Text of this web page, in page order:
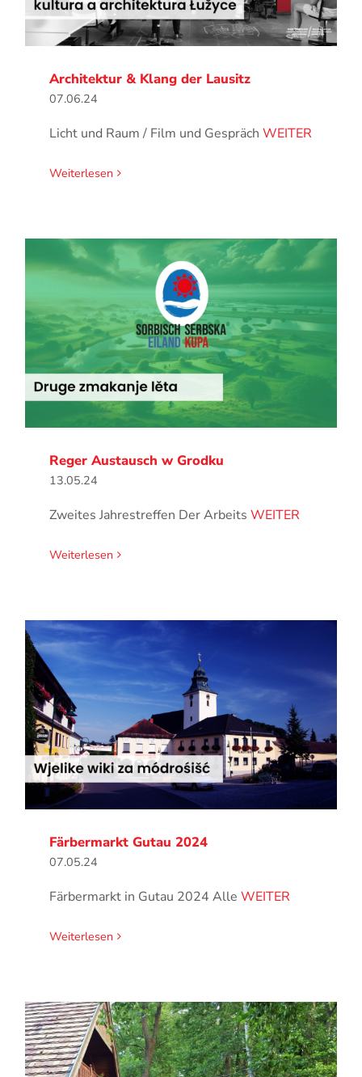
Architektur & Klang der Lausitz
07.06.24
Licht und Raum / Film und Gespräch WEITER
Weiterlesen
Reger Austausch w Grodku
13.05.24
Zweites Jahrestreffen Der Arbeits WEITER
Weiterlesen
Färbermarkt Gutau 2024
07.05.24
Färbermarkt in Gutau 2024 Alle WEITER
Weiterlesen